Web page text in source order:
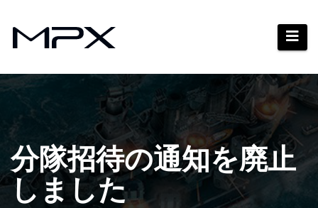
ッ
プ
分隊招待の通知を廃止
しました